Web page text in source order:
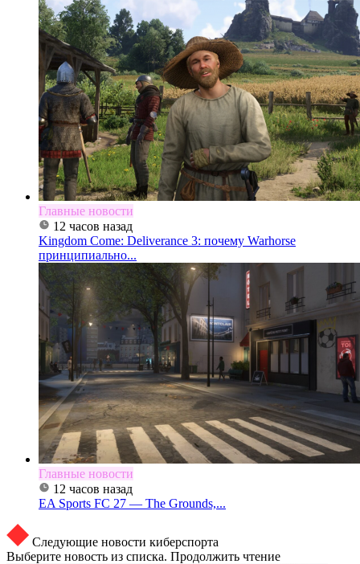
Главные новости
12 часов назад
Kingdom Come: Deliverance 3: почему Warhorse
принципиально...
Главные новости
12 часов назад
EA Sports FC 27 — The Grounds,...
Следующие новости киберспорта
Выберите новость из списка. Продолжить чтение